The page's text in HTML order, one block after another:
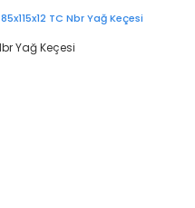
85x115x12 TC Nbr Yağ Keçesi